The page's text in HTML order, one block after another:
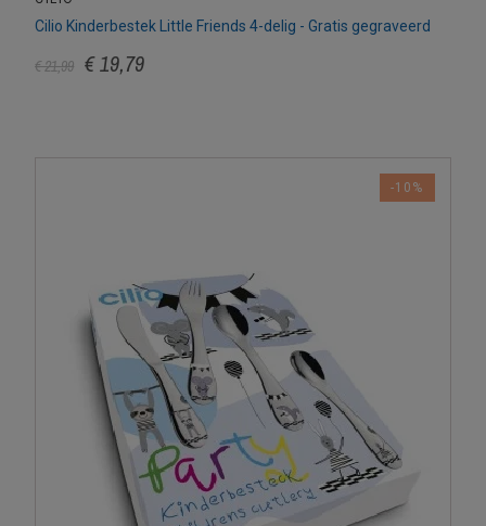
Cilio Kinderbestek Little Friends 4-delig - Gratis gegraveerd
€ 21,99 € 19,79
-10%